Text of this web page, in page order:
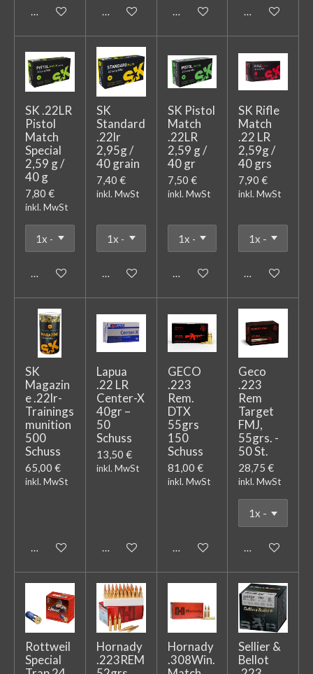
In den WarenkorbIn den WarenkorbIn den WarenkorbIn den
SK .22LR
Pistol
Match
Special
2,59 g /
40 g
7,80 €
inkl. MwSt
In den Warenkorb
SK
Standard
.22lr
2,95g /
40 grain
7,40 €
inkl. MwSt
In den Warenkorb
SK Pistol
Match
.22LR
2,59 g /
40 gr
7,50 €
inkl. MwSt
In den Warenkorb
SK Rifle
Match
.22 LR
2,59g /
40 grs
7,90 €
inkl. MwSt
In den
SK
Magazin
e .22lr-
Trainings
munition
500
Schuss
65,00 €
inkl. MwSt
In den Warenkorb
Lapua
.22 LR
Center-X
40gr –
50
Schuss
13,50 €
inkl. MwSt
In den Warenkorb
GECO
.223
Rem.
DTX
55grs
150
Schuss
81,00 €
inkl. MwSt
In den Warenkorb
Geco
.223
Rem
Target
FMJ,
55grs. -
50 St.
28,75 €
inkl. MwSt
In den
Rottweil
Special
Hornady
.223REM
Hornady
.308Win.
Sellier &
Bellot